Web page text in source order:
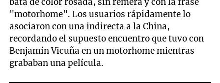
"motorhome". Los usuarios rápidamente lo
asociaron con una indirecta a la China,
recordando el supuesto encuentro que tuvo con
Benjamín Vicuña en un motorhome mientras
grababan una película.